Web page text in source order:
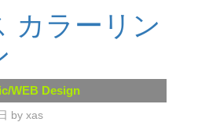
カラーリン
WEB Design
by xas